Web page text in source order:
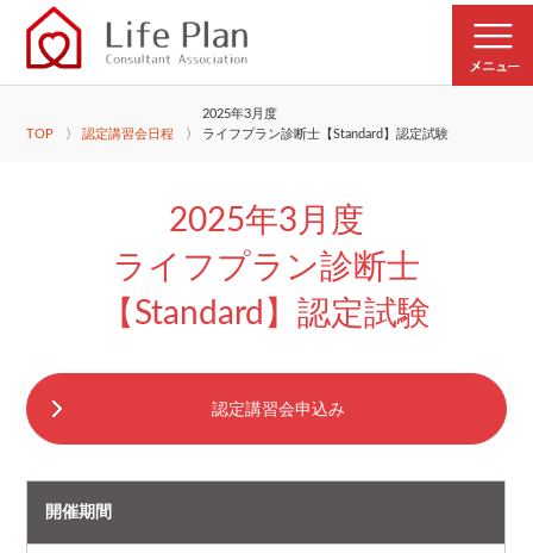
TOP 認定講習会日程
2025年3月度
ライフプラン診断士【Standard】認定試験
2025年3月度
ライフプラン診断士
【Standard】認定試験
認定講習会申込み
開催期間